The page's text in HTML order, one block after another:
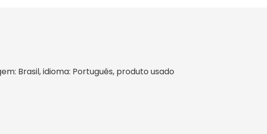
Brasil, idioma: Português, produto usado